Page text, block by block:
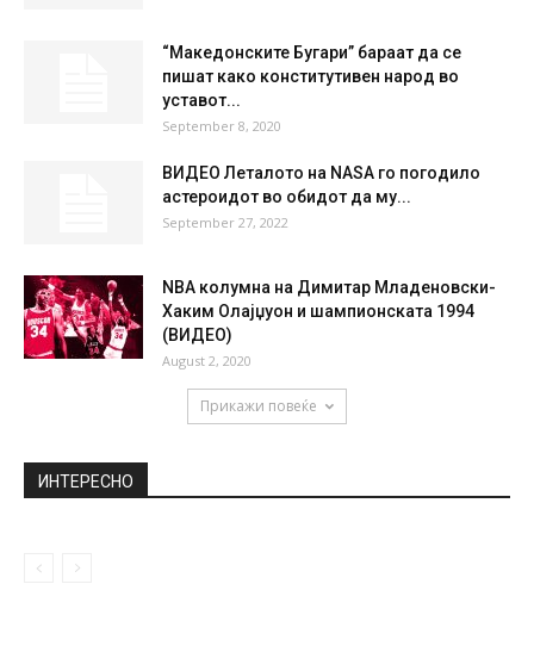
“Македонските Бугари” бараат да се
пишат како конститутивен народ во
уставот...
September 8, 2020
ВИДЕО Леталото на NASA го погодило
астероидот во обидот да му...
September 27, 2022
NBA колумна на Димитар Младеновски-
Хаким Олајџуон и шампионската 1994
(ВИДЕО)
August 2, 2020
Прикажи повеќе
ИНТЕРЕСНО